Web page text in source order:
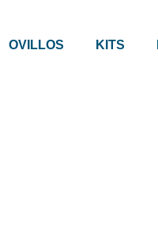
OVILLOS KITS